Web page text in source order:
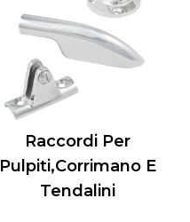
Raccordi Per
Pulpiti,Corrimano E
Tendalini